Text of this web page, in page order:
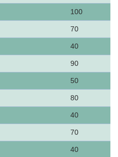
100
70
40
90
50
80
40
70
40